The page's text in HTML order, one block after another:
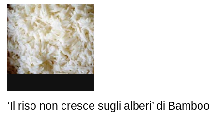
‘Il riso non cresce sugli alberi’ di Bamboo